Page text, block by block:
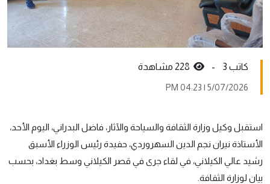
كاتب 3 -
5/07/2026 | 04:23 PM
استقبل وكيل وزارة الثقافة والسياحة والآثار، فاضل البدراني، اليوم الأحد،
الأستاذة نيران نجم الدين السهروردي، حفيدة رئيس الوزراء الأسبق
رشيد عالي الكيلاني، في لقاء جرى في قصر الكيلاني وسط بغداد، بحسب
بيان لوزارة الثقافة.